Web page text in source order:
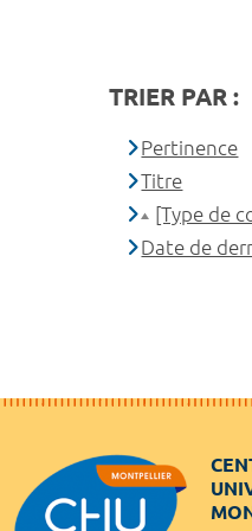
TRIER PAR :
Pertinence
Titre
[Type de
Date de